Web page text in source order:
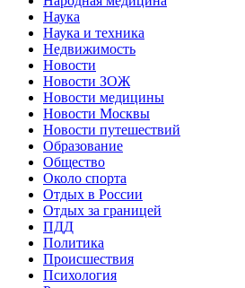
Наука
Наука и техника
Недвижимость
Новости
Новости ЗОЖ
Новости медицины
Новости Москвы
Новости путешествий
Образование
Общество
Около спорта
Отдых в России
Отдых за границей
ПДД
Политика
Происшествия
Психология